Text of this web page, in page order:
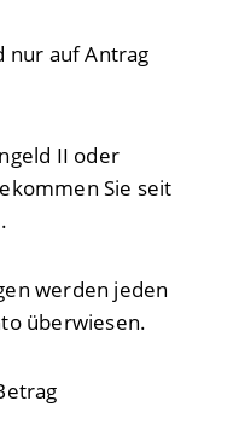
nur auf Antrag
II oder
Sie seit
werden jeden
überwiesen.